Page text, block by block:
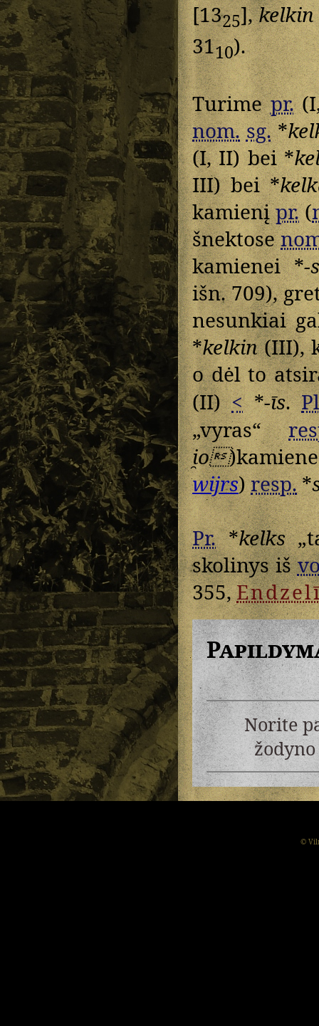
[1325],kelkin
3110).
Turimepr.
nom. sg.*
(I, II) bei *
III) bei *
kamienįpr.(
šnektose
kamienei *-
išn. 709),
nesunkiai
*kelkin(III),
o dėl to
(II)<*-īs.
„vyras“
i̯o
wijrs)resp.*
Pr.*kelks
skolinys iš
355,
Norite
©